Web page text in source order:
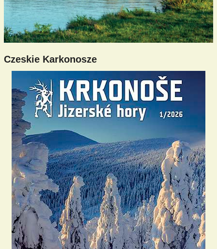
Czeskie Karkonosze